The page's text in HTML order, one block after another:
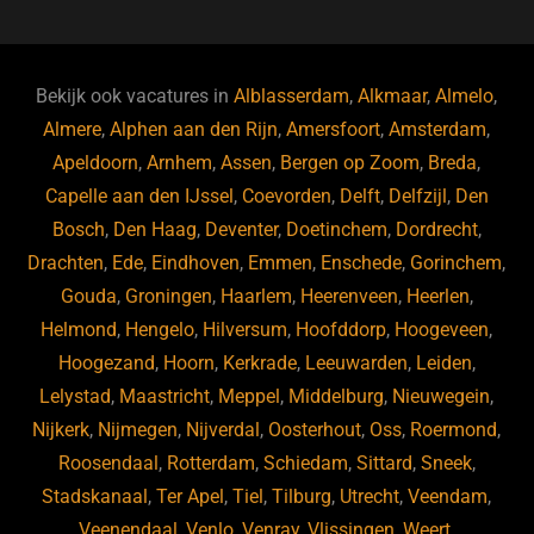
b
o
o
k
ky dI
n
Bekijk ook vacatures inAlblasserdam,Alkmaar,Almelo,
Almere,Alphen aan den Rijn,Amersfoort,Amsterdam,
Apeldoorn,Arnhem,Assen, Bergen op Zoom, Breda,
Capelle aan den IJssel, Coevorden, Delft, Delfzijl, Den
Bosch, Den Haag, Deventer, Doetinchem, Dordrecht,
Drachten, Ede, Eindhoven, Emmen, Enschede, Gorinchem,
Gouda, Groningen, Haarlem, Heerenveen, Heerlen,
Helmond, Hengelo, Hilversum, Hoofddorp, Hoogeveen,
Hoogezand, Hoorn, Kerkrade, Leeuwarden, Leiden,
Lelystad, Maastricht, Meppel, Middelburg, Nieuwegein,
Nijkerk, Nijmegen, Nijverdal, Oosterhout, Oss, Roermond,
Roosendaal, Rotterdam, Schiedam, Sittard, Sneek,
Stadskanaal,Ter Apel,Tiel,Tilburg, Utrecht,Veendam,